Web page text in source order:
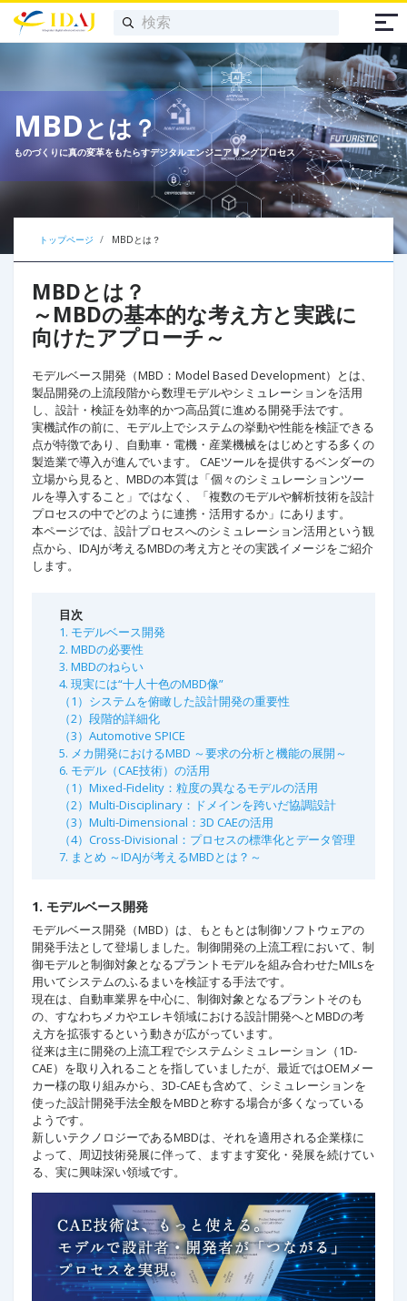
MBDとは？
ものづくりに真の変革をもたらすデジタルエンジニアリングプロセス
トップページ MBDとは？
MBDとは？
～MBDの基本的な考え方と実践に
向けたアプローチ～
モデルベース開発（MBD：Model Based Development）とは、
製品開発の上流段階から数理モデルやシミュレーションを活用
し、設計・検証を効率的かつ高品質に進める開発手法です。
実機試作の前に、モデル上でシステムの挙動や性能を検証できる
点が特徴であり、自動車・電機・産業機械をはじめとする多くの
製造業で導入が進んでいます。 CAEツールを提供するベンダーの
立場から見ると、MBDの本質は「個々のシミュレーションツー
ルを導入すること」ではなく、「複数のモデルや解析技術を設計
プロセスの中でどのように連携・活用するか」にあります。
本ページでは、設計プロセスへのシミュレーション活用という観
点から、IDAJが考えるMBDの考え方とその実践イメージをご紹介
します。
目次
1. モデルベース開発
2. MBDの必要性
3. MBDのねらい
4. 現実には“十人十色のMBD像”
（1）システムを俯瞰した設計開発の重要性
（2）段階的詳細化
（3）Automotive SPICE
5. メカ開発におけるMBD ～要求の分析と機能の展開～
6. モデル（CAE技術）の活用
（1）Mixed-Fidelity：粒度の異なるモデルの活用
（2）Multi-Disciplinary：ドメインを跨いだ協調設計
（3）Multi-Dimensional：3D CAEの活用
（4）Cross-Divisional：プロセスの標準化とデータ管理
7. まとめ ～IDAJが考えるMBDとは？～
1. モデルベース開発
モデルベース開発（MBD）は、もともとは制御ソフトウェアの
開発手法として登場しました。制御開発の上流工程において、制
御モデルと制御対象となるプラントモデルを組み合わせたMILsを
用いてシステムのふるまいを検証する手法です。
現在は、自動車業界を中心に、制御対象となるプラントそのも
の、すなわちメカやエレキ領域における設計開発へとMBDの考
え方を拡張するという動きが広がっています。
従来は主に開発の上流工程でシステムシミュレーション（1D-
CAE）を取り入れることを指していましたが、最近ではOEMメー
カー様の取り組みから、3D-CAEも含めて、シミュレーションを
使った設計開発手法全般をMBDと称する場合が多くなっている
ようです。
新しいテクノロジーであるMBDは、それを適用される企業様に
よって、周辺技術発展に伴って、ますます変化・発展を続けてい
る、実に興味深い領域です。